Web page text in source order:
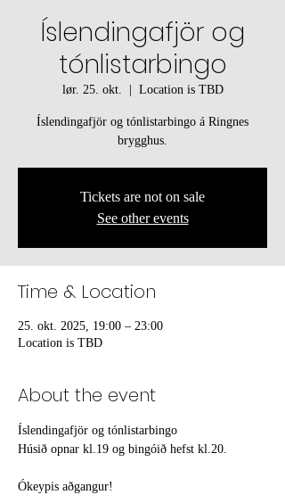
Íslendingafjör og
tónlistarbingo
lør. 25. okt. Location is TBD
Íslendingafjör og tónlistarbingo á Ringnes
brygghus.
Tickets are not on sale
See other events
Time & Location
25. okt. 2025, 19:00 – 23:00
Location is TBD
About the event
Íslendingafjör og tónlistarbingo
Húsið opnar kl.19 og bingóið hefst kl.20.
Ókeypis aðgangur!